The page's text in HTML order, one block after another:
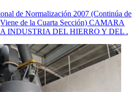
de Normalización 2007 (Continúa de
de la Cuarta Sección) CAMARA
INDUSTRIA DEL HIERRO Y DEL .